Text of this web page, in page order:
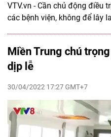
VTV.vn - Cần chủ động điều
các bệnh viện, không để lây
Miền Trung chú
dịp lễ
30/04/2022 17:27 GMT+7